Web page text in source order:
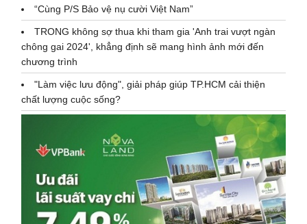
“Cùng P/S Bảo vệ nụ cười Việt Nam”
TRONG không sợ thua khi tham gia 'Anh trai vượt ngàn
chông gai 2024', khẳng định sẽ mang hình ảnh mới đến
chương trình
"Làm việc lưu động", giải pháp giúp TP.HCM cải thiện
chất lượng cuộc sống?